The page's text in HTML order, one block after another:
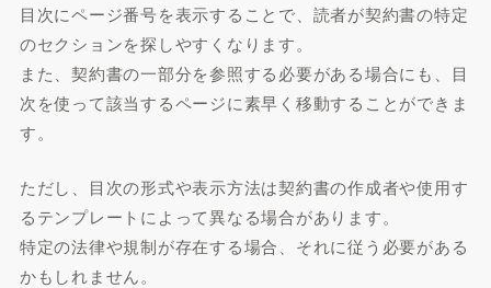
目次にページ番号を表示することで、読者が契約書の特定
のセクションを探しやすくなります。
また、契約書の一部分を参照する必要がある場合にも、目
次を使って該当するページに素早く移動することができま
す。
ただし、目次の形式や表示方法は契約書の作成者や使用す
るテンプレートによって異なる場合があります。
特定の法律や規制が存在する場合、それに従う必要がある
かもしれません。